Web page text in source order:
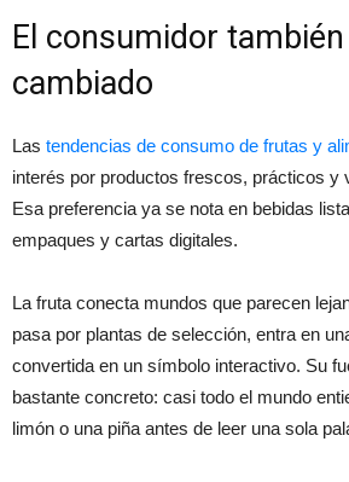
El consumidor
cambiado
Las tendencias de consumo de frutas y
interés por productos frescos, prácticos y
Esa preferencia ya se nota en bebidas
empaques y cartas digitales.
La fruta conecta mundos que parecen
pasa por plantas de selección, entra en
convertida en un símbolo interactivo. Su
bastante concreto: casi todo el mundo
limón o una piña antes de leer una sola